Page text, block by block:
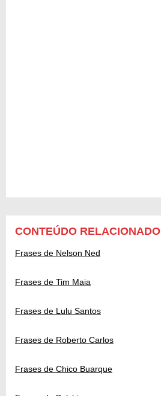
CONTEÚDO RELACIONADO
Frases de Nelson Ned
Frases de Tim Maia
Frases de Lulu Santos
Frases de Roberto Carlos
Frases de Chico Buarque